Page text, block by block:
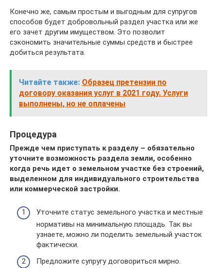
Конечно же, самым простым и выгодным для супругов
способов будет добровольный раздел участка или же
его зачет другим имуществом. Это позволит
сэкономить значительные суммы средств и быстрее
добиться результата.
Читайте также: Образец претензии по
договору оказания услуг в 2021 году. Услуги
выполнены, но не оплачены
Процедура
Прежде чем приступать к разделу – обязательно
уточните возможность раздела земли, особенно
когда речь идет о земельном участке без строений,
выделенном для индивидуального строительства
или коммерческой застройки.
Уточните статус земельного участка и местные
нормативы на минимальную площадь. Так вы
узнаете, можно ли поделить земельный участок
фактически.
Предложите супругу договориться мирно.